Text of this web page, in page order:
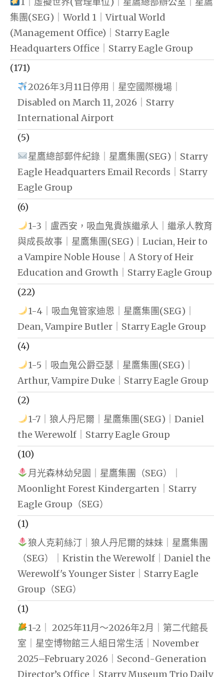
集團(SEG)｜World 1｜Virtual World
(Management Office)｜Starry Eagle
Headquarters Office｜Starry Eagle Group
(171)
2026年3月11日停用｜星空國際機場｜
Disabled on March 11, 2026｜Starry
International Airport
(5)
星鷹總部郵件紀錄｜星鷹集團(SEG)｜Starry
Eagle Headquarters Email Records｜Starry
Eagle Group
(6)
1-3｜盧西安，吸血鬼貴族繼承人｜繼承人教育
與成長故事｜星鷹集團(SEG)｜Lucian, Heir to
a Vampire Noble House｜A Story of Heir
Education and Growth｜Starry Eagle Group
(22)
1-4｜吸血鬼管家迪恩｜星鷹集團(SEG)｜
Dean, Vampire Butler｜Starry Eagle Group
(4)
1-5｜吸血鬼公爵亞瑟｜星鷹集團(SEG)｜
Arthur, Vampire Duke｜Starry Eagle Group
(2)
1-7｜狼人丹尼爾｜星鷹集團(SEG)｜Daniel
the Werewolf｜Starry Eagle Group
(10)
月光森林幼兒園｜星鷹集團（SEG）｜
Moonlight Forest Kindergarten｜Starry
Eagle Group（SEG）
(1)
狼人克莉絲汀｜狼人丹尼爾的妹妹｜星鷹集團
（SEG）｜Kristin the Werewolf｜Daniel the
Werewolf's Younger Sister｜Starry Eagle
Group（SEG）
(1)
1-2｜ 2025年11月～2026年2月｜第二代館長
室｜星空博物館三人組日常生活｜November
2025–February 2026｜Second-Generation
Director’s Office｜Starry Museum Trio Daily